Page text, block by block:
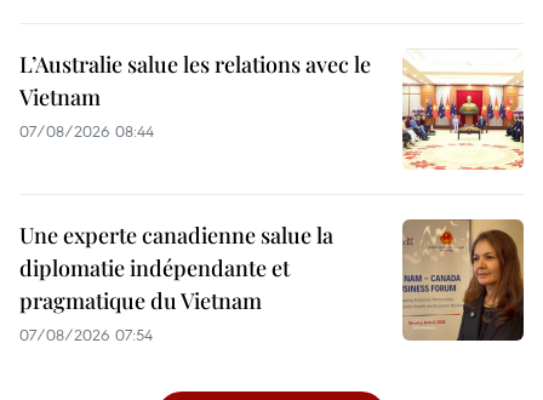
L’Australie salue les relations avec le
Vietnam
07/08/2026 08:44
Une experte canadienne salue la
diplomatie indépendante et
pragmatique du Vietnam
07/08/2026 07:54